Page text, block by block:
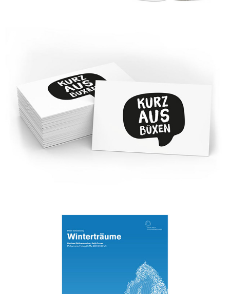
Tourismusverband Havelland
Berliner Philharmoniker